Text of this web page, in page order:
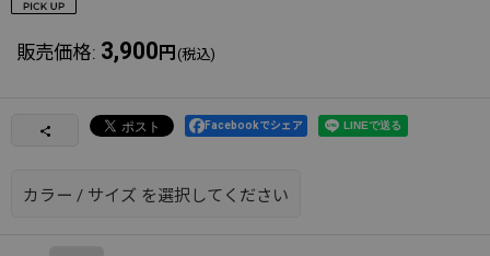
販売価格: 3,900 円 (税込)
Facebookでシェア
カラー / サイズ を選択してください